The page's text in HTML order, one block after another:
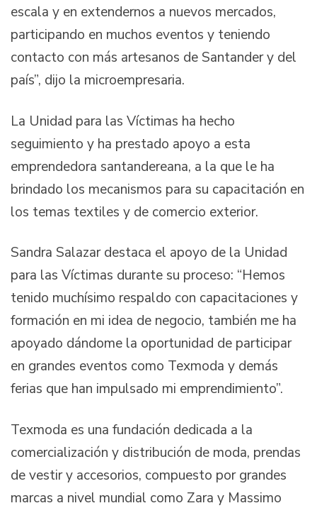
escala y en extendernos a nuevos mercados,
participando en muchos eventos y teniendo
contacto con más artesanos de Santander y del
país”, dijo la microempresaria.
La Unidad para las Víctimas ha hecho
seguimiento y ha prestado apoyo a esta
emprendedora santandereana, a la que le ha
brindado los mecanismos para su capacitación en
los temas textiles y de comercio exterior.
Sandra Salazar destaca el apoyo de la Unidad
para las Víctimas durante su proceso: “Hemos
tenido muchísimo respaldo con capacitaciones y
formación en mi idea de negocio, también me ha
apoyado dándome la oportunidad de participar
en grandes eventos como Texmoda y demás
ferias que han impulsado mi emprendimiento”.
Texmoda es una fundación dedicada a la
comercialización y distribución de moda, prendas
de vestir y accesorios, compuesto por grandes
marcas a nivel mundial como Zara y Massimo